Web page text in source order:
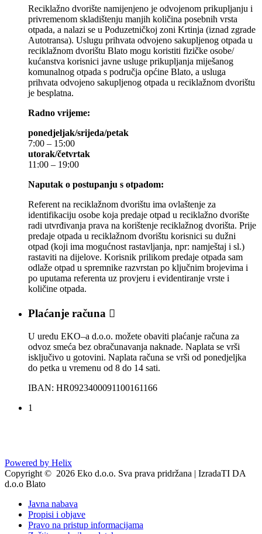
Reciklažno dvorište namijenjeno je odvojenom prikupljanju i
privremenom skladištenju manjih količina posebnih vrsta
otpada, a nalazi se u Poduzetničkoj zoni Krtinja (iznad zgrade
Autotransa). Uslugu prihvata odvojeno sakupljenog otpada u
reciklažnom dvorištu Blato mogu koristiti fizičke osobe/
kućanstva korisnici javne usluge prikupljanja miješanog
komunalnog otpada s područja općine Blato, a usluga
prihvata odvojeno sakupljenog otpada u reciklažnom dvorištu
je besplatna.
Radno vrijeme:
ponedjeljak/srijeda/petak
7:00 – 15:00
utorak/četvrtak
11:00 – 19:00
Naputak o postupanju s otpadom:
Referent na reciklažnom dvorištu ima ovlaštenje za
identifikaciju osobe koja predaje otpad u reciklažno dvorište
radi utvrđivanja prava na korištenje reciklažnog dvorišta. Prije
predaje otpada u reciklažnom dvorištu korisnici su dužni
otpad (koji ima mogućnost rastavljanja, npr: namještaj i sl.)
rastaviti na dijelove. Korisnik prilikom predaje otpada sam
odlaže otpad u spremnike razvrstan po ključnim brojevima i
po uputama referenta uz provjeru i evidentiranje vrste i
količine otpada.
Plaćanje računa 
U uredu EKO–a d.o.o. možete obaviti plaćanje računa za
odvoz smeća bez obračunavanja naknade. Naplata se vrši
isključivo u gotovini. Naplata računa se vrši od ponedjeljka
do petka u vremenu od 8 do 14 sati.
IBAN: HR0923400091100161166
1
Powered by Helix
Copyright © 2026 Eko d.o.o. Sva prava pridržana | IzradaTI DA
d.o.o Blato
Javna nabava
Propisi i objave
Pravo na pristup informacijama